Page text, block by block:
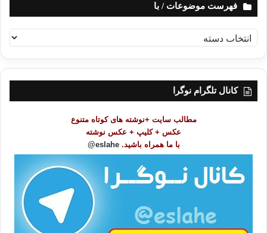
فهرست موضوعات / با
ه
ر
کانال تلگرام نوگرا
مطالب سایت +نوشته های کوتاه متنوع
عکس + کلیپ + عکس نوشته
با ما همراه باشید. eslahe@